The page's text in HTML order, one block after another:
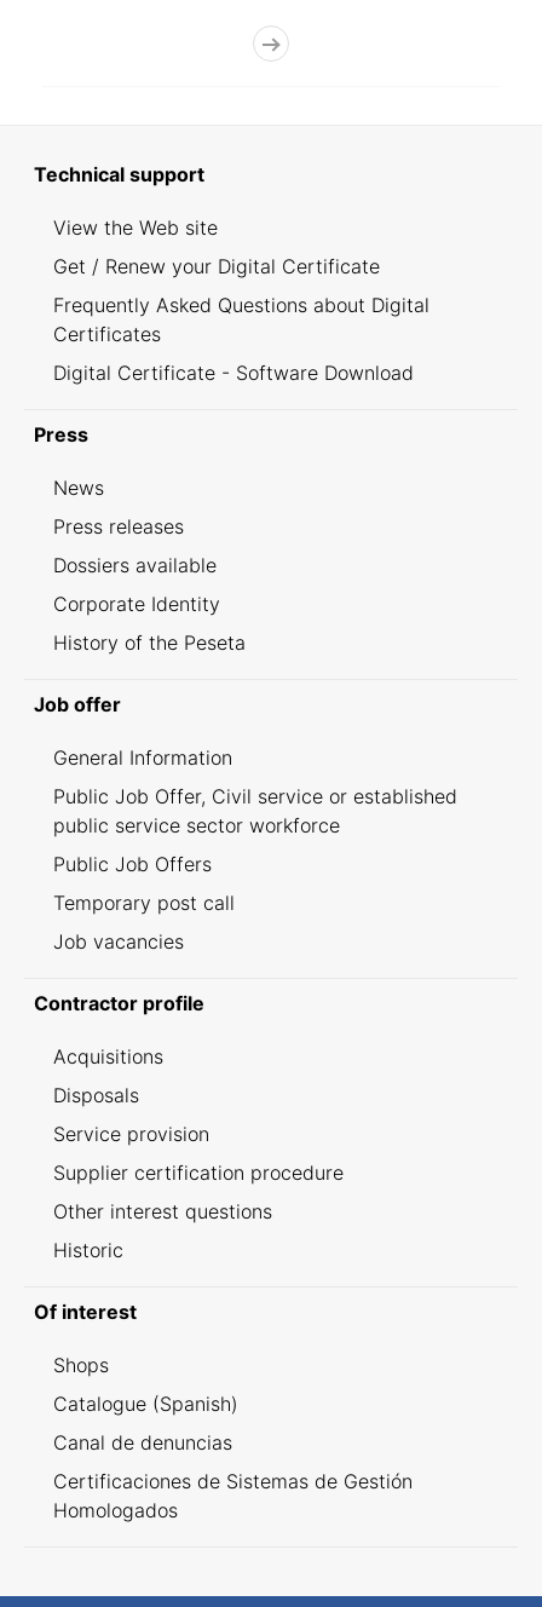
Technical support
View the Web site
Get / Renew your Digital Certificate
Frequently Asked Questions about Digital
Certificates
Digital Certificate - Software Download
Press
News
Press releases
Dossiers available
Corporate Identity
History of the Peseta
Job offer
General Information
Public Job Offer, Civil service or established
public service sector workforce
Public Job Offers
Temporary post call
Job vacancies
Contractor profile
Acquisitions
Disposals
Service provision
Supplier certification procedure
Other interest questions
Historic
Of interest
Shops
Catalogue (Spanish)
Canal de denuncias
Certificaciones de Sistemas de Gestión
Homologados